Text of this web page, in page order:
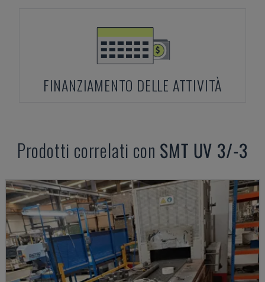
FINANZIAMENTO DELLE ATTIVITÀ
Prodotti correlati con SMT UV 3/-3